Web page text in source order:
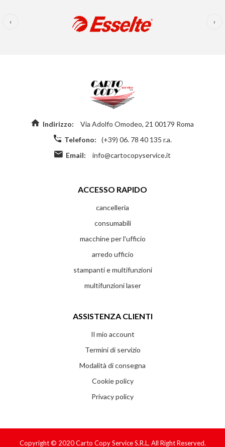
‹ ›
Indirizzo:
Via Adolfo Omodeo, 21 00179 Roma
Telefono:
(+39) 06. 78 40 135 r.a.
Email:
info@cartocopyservice.it
ACCESSO RAPIDO
cancelleria
consumabili
macchine per l'ufficio
arredo ufficio
stampanti e multifunzioni
multifunzioni laser
ASSISTENZA CLIENTI
Il mio account
Termini di servizio
Modalità di consegna
Cookie policy
Privacy policy
Copyright © 2020Carto Copy Service S.r.l. All Right Reserved.